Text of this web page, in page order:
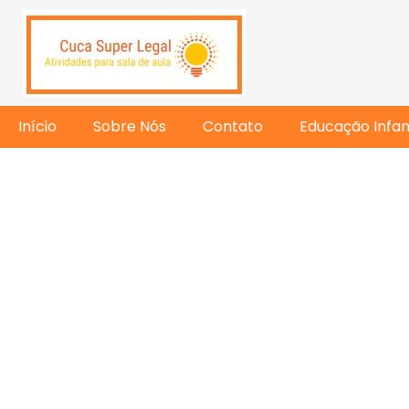
Início Sobre Nós Contato Educação